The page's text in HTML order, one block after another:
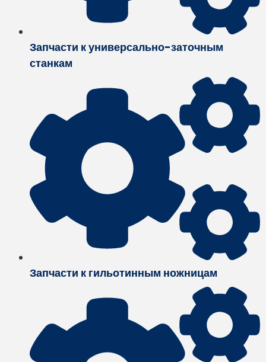
Запчасти к универсально-заточным
станкам
Запчасти к гильотинным ножницам